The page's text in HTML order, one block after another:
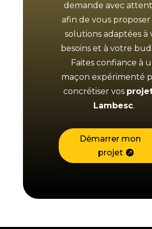
demande avec
afin de vous proposer
solutions adaptées à
besoins et à votre
Faites confiance à
maçon expérimenté
concrétiser vos
Lambesc.
Démarrer mon
projet